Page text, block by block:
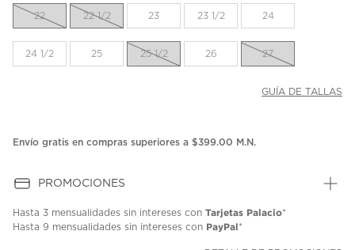
la
misma
22 22 1/2 23 23 1/2 24
24 1/2 25 25 1/2 26 27
GUÍA DE TALLAS
Envío gratis en compras superiores a $399.00 M.N.
PROMOCIONES
Hasta 3 mensualidades sin intereses con Tarjetas Palacio*
Hasta 9 mensualidades sin intereses con PayPal*